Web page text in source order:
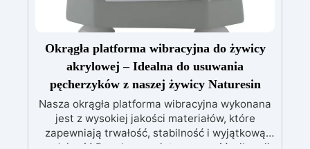
Okrągła platforma wibracyjna do żywicy
akrylowej – Idealna do usuwania
pęcherzyków z naszej żywicy Naturesin
Nasza okrągła platforma wibracyjna wykonana
jest z wysokiej jakości materiałów, które
zapewniają trwałość, stabilność i wyjątkową